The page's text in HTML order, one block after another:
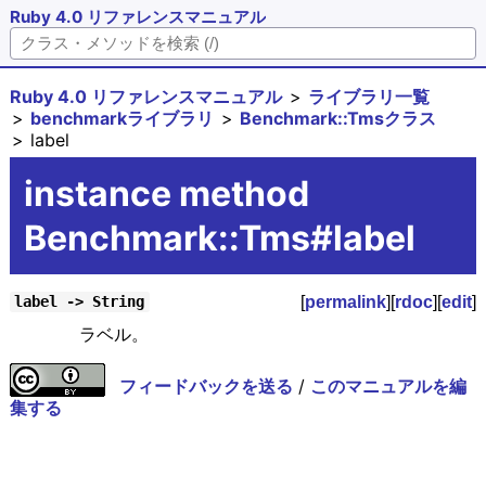
Ruby 4.0 リファレンスマニュアル
Ruby 4.0 リファレンスマニュアル
ライブラリ一覧
benchmarkライブラリ
Benchmark::Tmsクラス
label
instance method
Benchmark::Tms#label
label -> String [permalink][rdoc][edit]
ラベル。
フィードバックを送る / このマニュアルを編
集する